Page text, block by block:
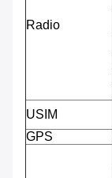
Radio
USIM
GPS